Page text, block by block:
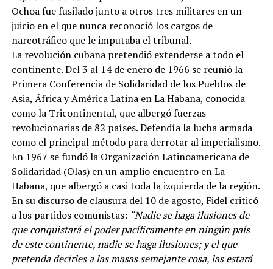
Ochoa fue fusilado junto a otros tres militares en un
juicio en el que nunca reconoció los cargos de
narcotráfico que le imputaba el tribunal.
La revolución cubana pretendió extenderse a todo el
continente. Del 3 al 14 de enero de 1966 se reunió la
Primera Conferencia de Solidaridad de los Pueblos de
Asia, África y América Latina en La Habana, conocida
como la Tricontinental, que albergó fuerzas
revolucionarias de 82 países. Defendía la lucha armada
como el principal método para derrotar al imperialismo.
En 1967 se fundó la Organización Latinoamericana de
Solidaridad (Olas) en un amplio encuentro en La
Habana, que albergó a casi toda la izquierda de la región.
En su discurso de clausura del 10 de agosto, Fidel criticó
a los partidos comunistas: “Nadie se haga ilusiones de
que conquistará el poder pacíficamente en ningún país
de este continente, nadie se haga ilusiones; y el que
pretenda decirles a las masas semejante cosa, las estará